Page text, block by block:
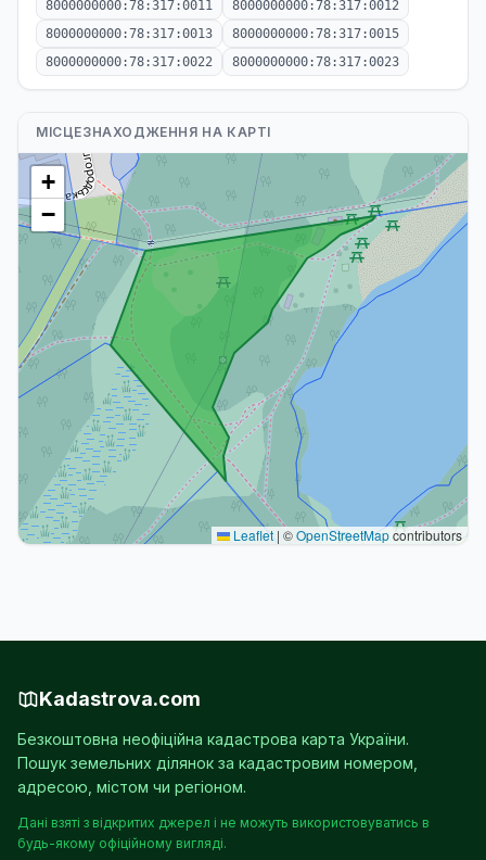
8000000000:78:317:0011
8000000000:78:317:0012
8000000000:78:317:0013
8000000000:78:317:0015
8000000000:78:317:0022
8000000000:78:317:0023
МІСЦЕЗНАХОДЖЕННЯ НА КАРТІ
+
−
Leaflet | ©OpenStreetMapcontributors
Kadastrova.com
Безкоштовна неофіційна кадастрова карта України.
Пошук земельних ділянок за кадастровим номером,
адресою, містом чи регіоном.
Дані взяті з відкритих джерел і не можуть використовуватись в
будь-якому офіційному вигляді.